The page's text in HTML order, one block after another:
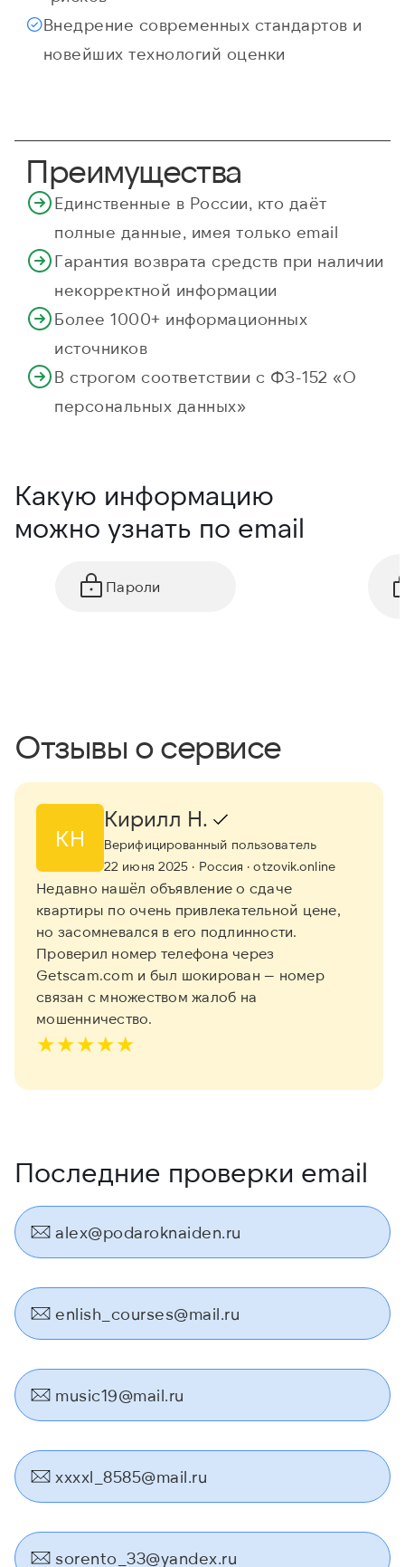
Внедрение современных стандартов и
новейших технологий оценки
Преимущества
Единственные в России, кто даёт
полные данные, имея только email
Гарантия возврата средств при наличии
некорректной информации
Более 1000+ информационных
источников
В строгом соответствии с ФЗ-152 «О
персональных данных»
Какую информацию
можно узнать по email
Пароли
Отзывы о сервисе
КН
Кирилл Н.
Верифицированный пользователь
22 июня 2025 · Россия · otzovik.online
Недавно нашёл объявление о сдаче
квартиры по очень привлекательной цене,
но засомневался в его подлинности.
Проверил номер телефона через
Getscam.com и был шокирован — номер
связан с множеством жалоб на
мошенничество.
★★★★★
Последние проверки email
alex@podaroknaiden.ru
enlish_courses@mail.ru
music19@mail.ru
xxxxl_8585@mail.ru
sorento_33@yandex.ru